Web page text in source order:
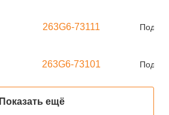
263G6-73111 Под
263G6-73101 Под
Показать ещё